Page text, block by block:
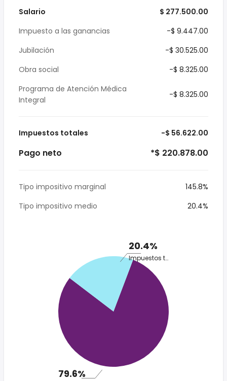
Salario
$ 277.500.00
Impuesto a las ganancias
-$ 9.447.00
Jubilación
-$ 30.525.00
Obra social
-$ 8.325.00
Programa de Atención Médica
Integral
-$ 8.325.00
Impuestos totales -$ 56.622.00
Pago neto *$ 220.878.00
Tipo impositivo marginal
145.8%
Tipo impositivo medio
20.4%
20.4%
Impuestos totales
79.6%